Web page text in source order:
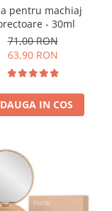
pentru machiaj
- 30ml
71,00 RON
63,90 RON
IN COS